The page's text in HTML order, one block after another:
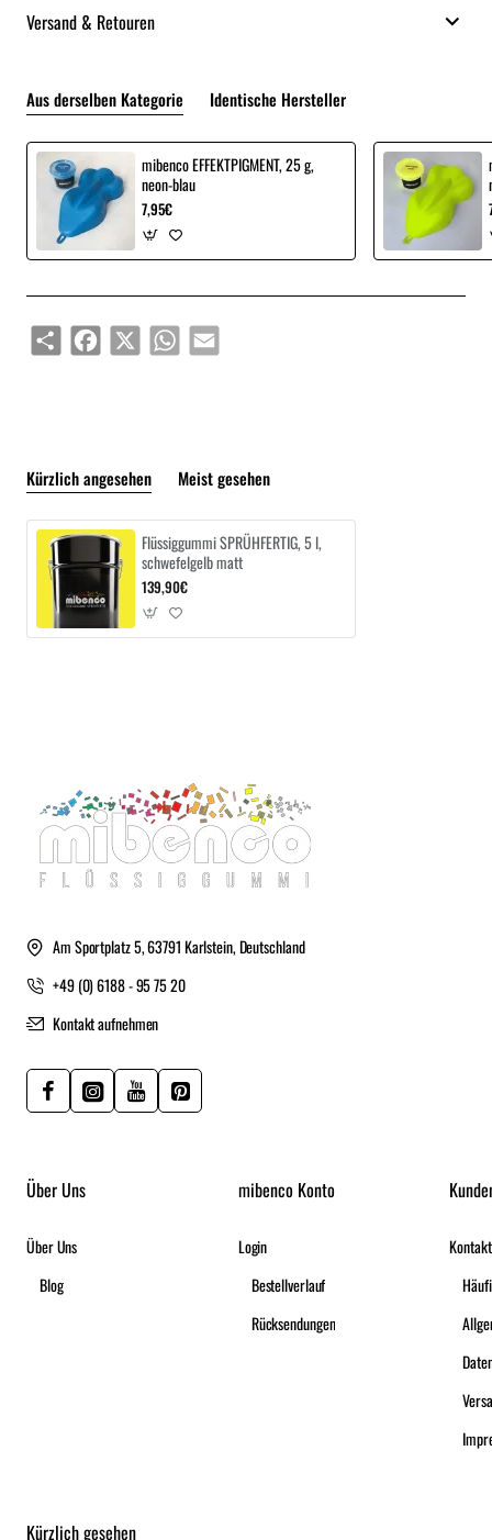
Versand & Retouren
Aus derselben Kategorie Identische Hersteller
mibenco EFFEKTPIGMENT, 25 g,
neon-blau
7,95€
ShareFacebook
X WhatsAppEmail
Kürzlich angesehen Meist gesehen
Flüssiggummi SPRÜHFERTIG, 5 l,
schwefelgelb matt
139,90€
Am Sportplatz 5, 63791 Karlstein, Deutschland
+49 (0) 6188 - 95 75 20
Kontakt aufnehmen
Über Uns
Über Uns
Blog
mibenco Konto
Login
Bestellverlauf
Rücksendungen
Kontakt
Kürzlich gesehen